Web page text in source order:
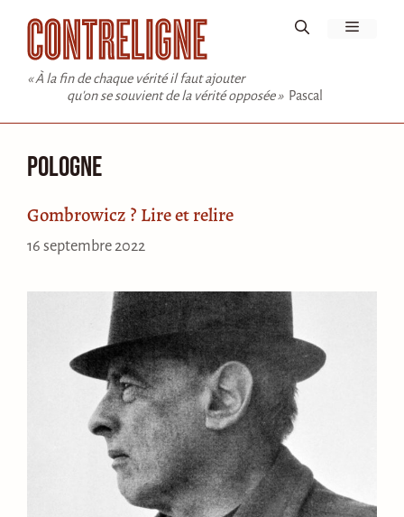
contenu
« À la fin de chaque vérité il faut ajouter
qu'on se souvient de la vérité opposée » Pascal
Menu
Pologne
Gombrowicz ? Lire et relire
16 septembre 2022